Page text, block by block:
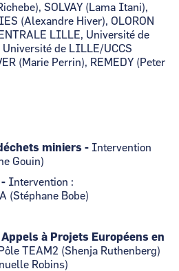
SOLVAY (Lama Itani),
(Alexandre Hiver), OLORON
LILLE, Université de
de LILLE/UCCS
(Marie Perrin), REMEDY (Peter
miniers - Intervention
Gouin)
- Intervention :
(Stéphane Bobe)
à Projets Européens en
TEAM2 (Shenja Ruthenberg)
Robins)